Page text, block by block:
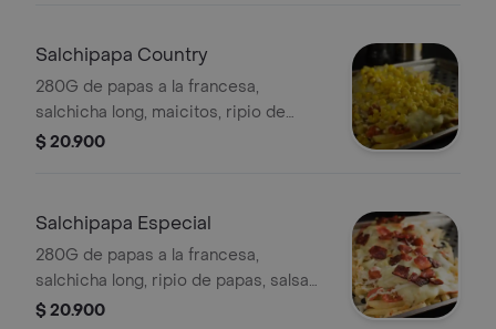
Salchipapa Country
280G de papas a la francesa,
salchicha long, maicitos, ripio de
papas, salsa rosada y salsa de la casa,
$ 20.900
Salchipapa Especial
280G de papas a la francesa,
salchicha long, ripio de papas, salsa
rosada y salsa de la casa, tocineta,
$ 20.900